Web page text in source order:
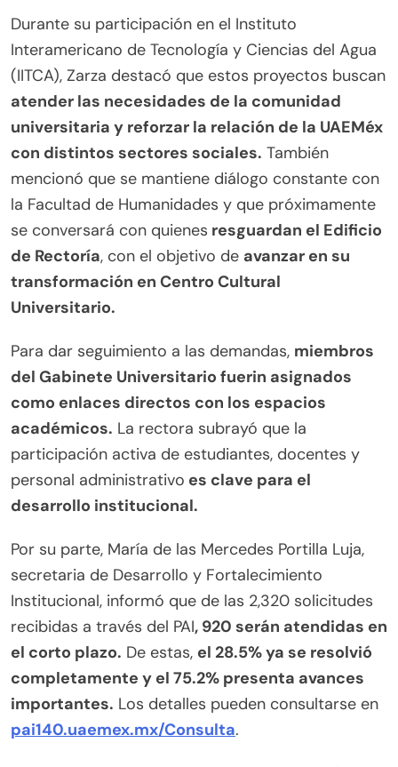
Durante su participación en el Instituto
Interamericano de Tecnología y Ciencias del Agua
(IITCA), Zarza destacó que estos proyectos buscan
atender las necesidades de la comunidad
universitaria y reforzar la relación de la UAEMéx
con distintos sectores sociales. También
mencionó que se mantiene diálogo constante con
la Facultad de Humanidades y que próximamente
se conversará con quienes resguardan el Edificio
de Rectoría, con el objetivo de avanzar en su
transformación en Centro Cultural
Universitario.
Para dar seguimiento a las demandas, miembros
del Gabinete Universitario fuerin asignados
como enlaces directos con los espacios
académicos. La rectora subrayó que la
participación activa de estudiantes, docentes y
personal administrativo es clave para el
desarrollo institucional.
Por su parte, María de las Mercedes Portilla Luja,
secretaria de Desarrollo y Fortalecimiento
Institucional, informó que de las 2,320 solicitudes
recibidas a través del PAI, 920 serán atendidas en
el corto plazo. De estas, el 28.5% ya se resolvió
completamente y el 75.2% presenta avances
importantes. Los detalles pueden consultarse en
pai140.uaemex.mx/Consulta.